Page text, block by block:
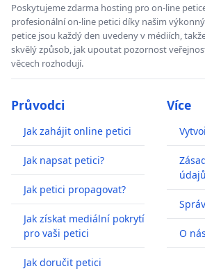
Poskytujeme zdarma hosting pro on-line
profesionální on-line petici díky našim
petice jsou každý den uvedeny v médiích,
skvělý způsob, jak upoutat pozornost
věcech rozhodují.
Průvodci
Jak zahájit online petici
Jak napsat petici?
Jak petici propagovat?
Jak získat mediální pokrytí
pro vaši petici
Jak doručit petici
Více
údajů
O nás